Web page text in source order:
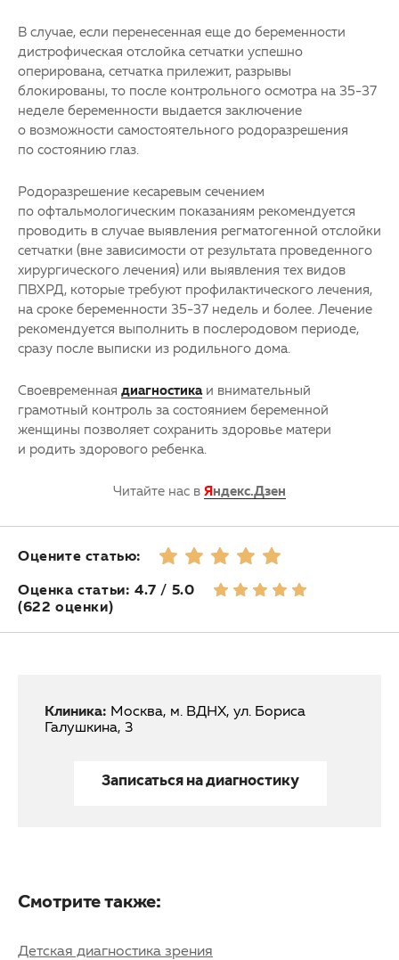
В случае, если перенесенная еще до беременности
дистрофическая отслойка сетчатки успешно
оперирована, сетчатка прилежит, разрывы
блокированы, то после контрольного осмотра на 35-37
неделе беременности выдается заключение
о возможности самостоятельного родоразрешения
по состоянию глаз.
Родоразрешение кесаревым сечением
по офтальмологическим показаниям рекомендуется
проводить в случае выявления регматогенной отслойки
сетчатки (вне зависимости от результата проведенного
хирургического лечения) или выявления тех видов
ПВХРД, которые требуют профилактического лечения,
на сроке беременности 35-37 недель и более. Лечение
рекомендуется выполнить в послеродовом периоде,
сразу после выписки из родильного дома.
Своевременная диагностика и внимательный
грамотный контроль за состоянием беременной
женщины позволяет сохранить здоровье матери
и родить здорового ребенка.
Читайте нас в Яндекс.Дзен
Оцените статью:
Оценка статьи: 4.7 / 5.0
(622 оценки)
Клиника: Москва, м. ВДНХ, ул. Бориса
Галушкина, 3
Записаться на диагностику
Смотрите также:
Детская диагностика зрения